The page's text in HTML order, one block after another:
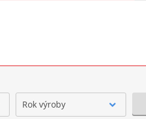
Rok výroby